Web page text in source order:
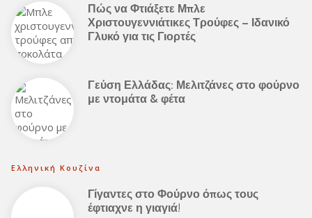
Πώς να Φτιάξετε Μπλε
Χριστουγεννιάτικες Τρούφες – Ιδανικό
Γλυκό για τις Γιορτές
Γεύση Ελλάδας: Μελιτζάνες στο φούρνο
με ντομάτα & φέτα
Ελληνική Κουζίνα
Γίγαντες στο Φούρνο όπως τους
έφτιαχνε η γιαγιά!